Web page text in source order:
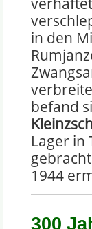
in den
befand
Lager in
1944
300